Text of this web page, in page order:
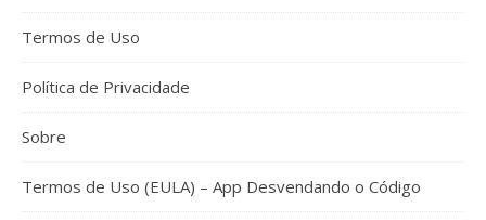
Termos de Uso
Política de Privacidade
Sobre
Termos de Uso (EULA) – App Desvendando o Código